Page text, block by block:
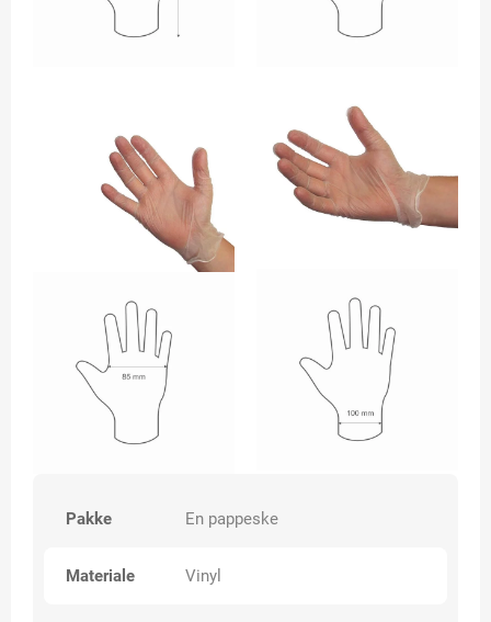
Pakke En pappeske
Materiale Vinyl